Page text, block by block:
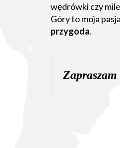
wędrówki czy
Góry to moja
przygoda.